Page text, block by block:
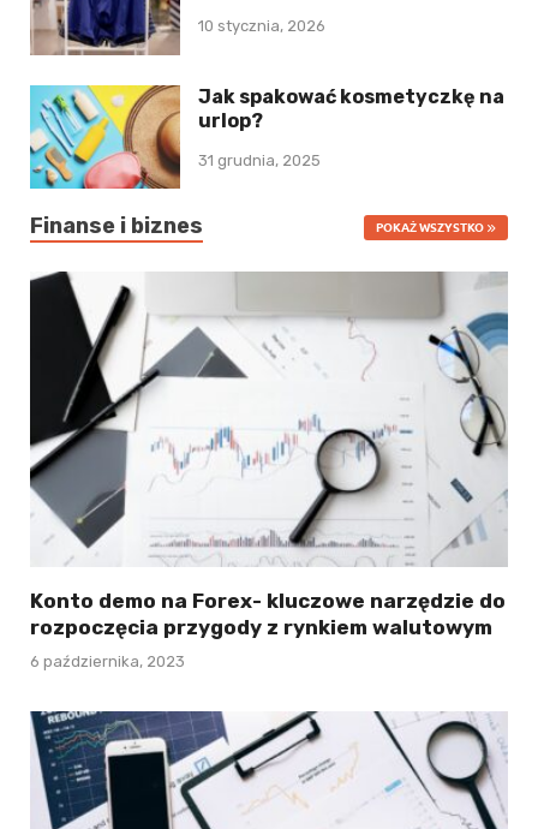
10 stycznia, 2026
Jak spakować kosmetyczkę na
urlop?
31 grudnia, 2025
Finanse i biznes POKAŻ WSZYSTKO
Konto demo na Forex- kluczowe narzędzie do
rozpoczęcia przygody z rynkiem walutowym
6 października, 2023